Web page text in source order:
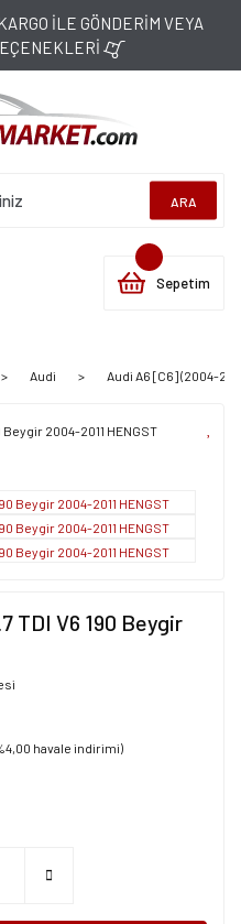
İLE GÖNDERİM VEYA
ARA
Sepetim
Audi Audi A6 [C6] (2004-
TDI V6 190 Beygir
havale indirimi)